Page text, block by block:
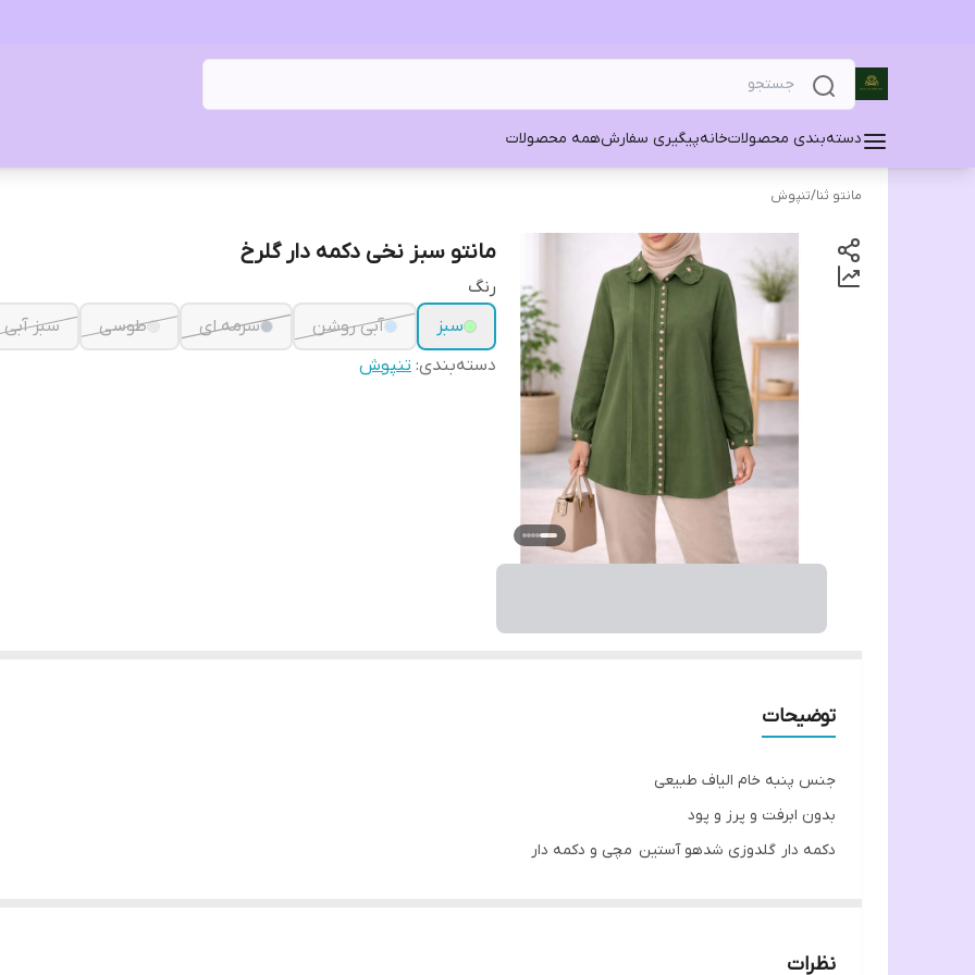
دسته‌بندی محصولاتخانهپیگیری سفارشهمه محصولات
مانتو ثنا/تنپوش
مانتو سبز نخی دکمه دار گلرخ
رنگ
سبز
آبی روشن سرمه ای طوسی
سبز آبی
دسته‌بندی: تنپوش
توضیحات
جنس پنبه خام الیاف طبیعی
بدون ابرفت و پرز و پود
دکمه دار گلدوزی شدهو آستين مچی و دکمه دار
قد آستين ۵۸ تا ۶۰
نظرات